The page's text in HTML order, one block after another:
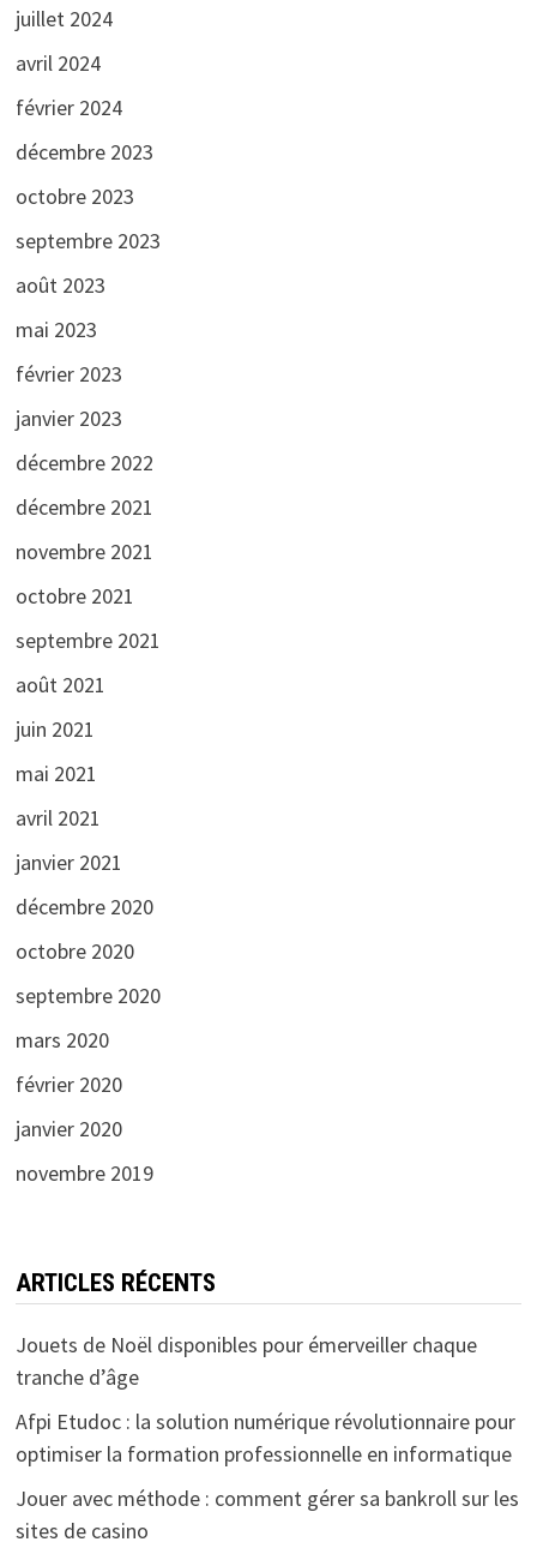
juillet 2024
avril 2024
février 2024
décembre 2023
octobre 2023
septembre 2023
août 2023
mai 2023
février 2023
janvier 2023
décembre 2022
décembre 2021
novembre 2021
octobre 2021
septembre 2021
août 2021
juin 2021
mai 2021
avril 2021
janvier 2021
décembre 2020
octobre 2020
septembre 2020
mars 2020
février 2020
janvier 2020
novembre 2019
ARTICLES RÉCENTS
Jouets de Noël disponibles pour émerveiller chaque
tranche d’âge
Afpi Etudoc : la solution numérique révolutionnaire pour
optimiser la formation professionnelle en informatique
Jouer avec méthode : comment gérer sa bankroll sur les
sites de casino